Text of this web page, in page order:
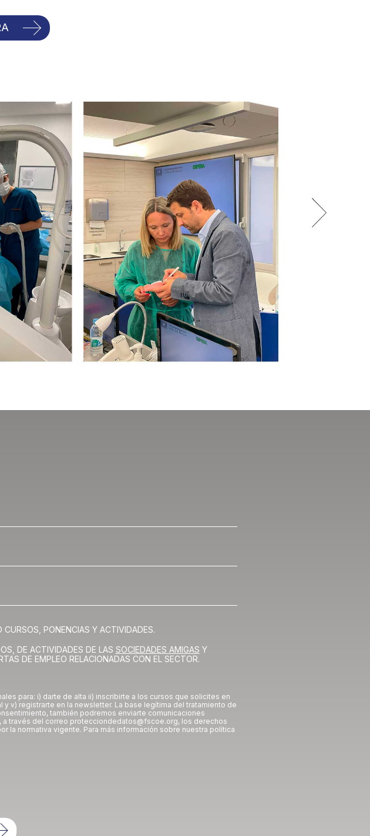
CURSOS, PONENCIAS Y ACTIVIDADES.
DE ACTIVIDADES DE LAS SOCIEDADES AMIGAS Y
DE EMPLEO RELACIONADAS CON EL SECTOR.
para: i) darte de alta ii) inscribirte a los cursos que solicites en
v) registrarte en la newsletter. La base legítima del tratamiento de
también podremos enviarte comunicaciones
través del correo protecciondedatos@fscoe.org, los derechos
normativa vigente. Para más información sobre nuestra política